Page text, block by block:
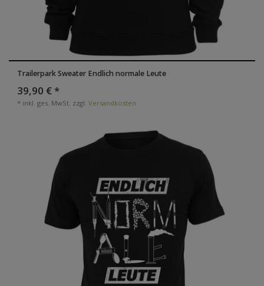
Trailerpark Sweater Endlich normale Leute
39,90 € *
* inkl. ges. MwSt. zzgl. Versandkosten